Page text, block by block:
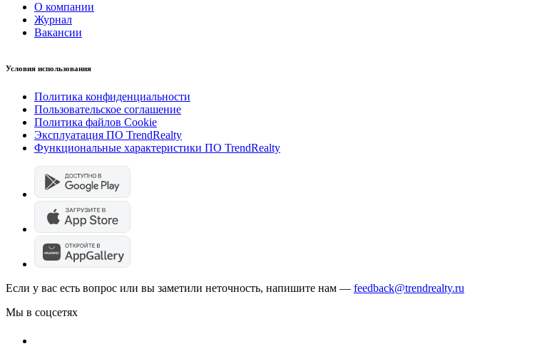
О компании
Журнал
Вакансии
Условия использования
Политика конфиденциальности
Пользовательское соглашение
Политика файлов Cookie
Эксплуатация ПО TrendRealty
Функциональные характеристики ПО TrendRealty
Если у вас есть вопрос или вы заметили неточность, напишите нам — feedback@trendrealty.ru
Мы в соцсетях